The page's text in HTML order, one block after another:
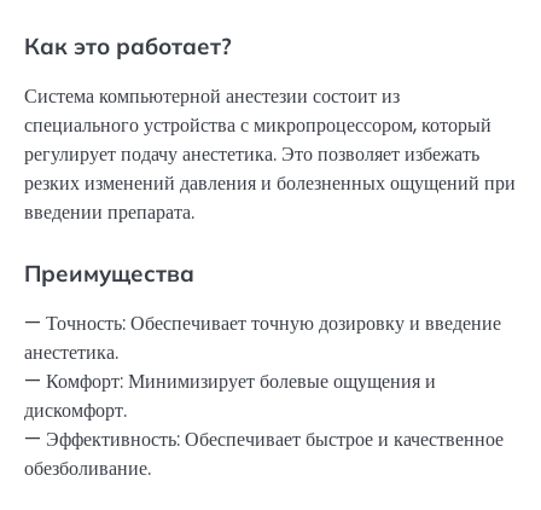
Как это работает?
Система компьютерной анестезии состоит из
специального устройства с микропроцессором, который
регулирует подачу анестетика. Это позволяет избежать
резких изменений давления и болезненных ощущений при
введении препарата.
Преимущества
— Точность: Обеспечивает точную дозировку и введение
анестетика.
— Комфорт: Минимизирует болевые ощущения и
дискомфорт.
— Эффективность: Обеспечивает быстрое и качественное
обезболивание.